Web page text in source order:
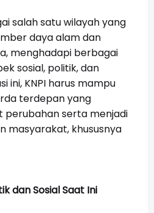
salah satu wilayah yang
daya alam dan
menghadapi berbagai
sosial, politik, dan
ini, KNPI harus mampu
terdepan yang
perubahan serta menjadi
masyarakat, khususnya
dan Sosial Saat Ini